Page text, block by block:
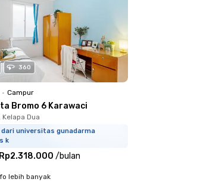
360
• Campur
Bromo 6 Karawaci
Dua
dari universitas gunadarma
k
Rp2.318.000 /bulan
lebih banyak